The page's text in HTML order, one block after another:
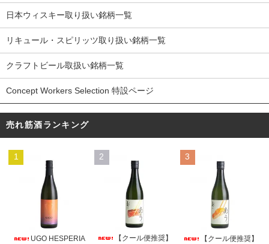
日本ウィスキー取り扱い銘柄一覧
リキュール・スピリッツ取り扱い銘柄一覧
クラフトビール取扱い銘柄一覧
Concept Workers Selection 特設ページ
売れ筋酒ランキング
1
UGO HESPERIA
2
【クール便推奨】
3
【クール便推奨】